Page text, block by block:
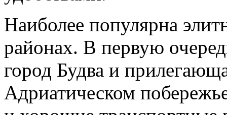
Наиболее популярна
районах. В первую
город Будва и
Адриатическом